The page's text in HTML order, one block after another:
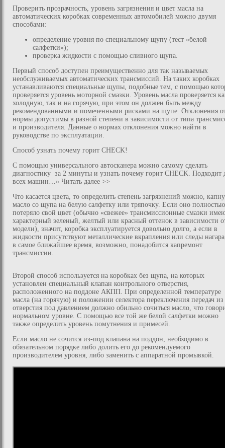
Проверить прозрачность, уровень загрязнения и цвет масла на
автоматических коробках современных автомобилей можно двумя
способами:
определение уровня по специальному щупу (тест «белой
салфетки»);
проверка жидкости с помощью сливного щупа.
Первый способ доступен преимущественно для так называемых
необслуживаемых автоматических трансмиссий. На таких коробках
устанавливаются специальные щупы, подобные тем, с помощью
проверяется уровень моторной смазки. Уровень масла проверяется
холодную, так и на горячую, при этом он должен быть между
рекомендованными и помеченными рисками на щупе. Отклонения
нормы допустимы в разной степени в зависимости от типа
и производителя. Данные о нормах отклонения можно найти в
руководстве по эксплуатации.
Способ узнать почему горит CHECK!
С помощью универсального автосканера можно самому сделать
диагностику за 2 минуты и узнать почему горит CHECK. Подходит
всех машин…» Читать далее >>
Что касается цвета, то определить степень загрязнений можно,
масло со щупа на белую салфетку или тряпочку. Если оно полностью
потеряло свой цвет (обычно «свежее» трансмиссионные смазки
характерный зеленый, желтый или красный оттенок в зависимости
модели), значит, коробка эксплуатируется довольно долго, а если в
жидкости присутствуют металлические вкрапления или следы
в самое ближайшее время, возможно, понадобится капремонт
трансмиссии.
Второй способ используется на коробках без щупа, на которых
установлен специальный клапан контрольного отверстия,
расположенного на поддоне АКПП. При определенной температуре
масла (на горячую) и положении селектора переключения передач из
отверстия под давлением должно обильно сочиться масло, что
нормальном уровне. С помощью все той же белой салфетки можно
также определить уровень помутнения и примесей.
Если масло не сочится из-под клапана на поддон, необходимо в
обязательном порядке либо долить его до рекомендуемого
производителем уровня, либо заменить с аппаратной промывкой.